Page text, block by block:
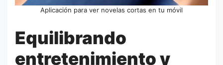
Aplicación para ver novelas cortas en tu móvil
Equilibrando
entretenimiento y